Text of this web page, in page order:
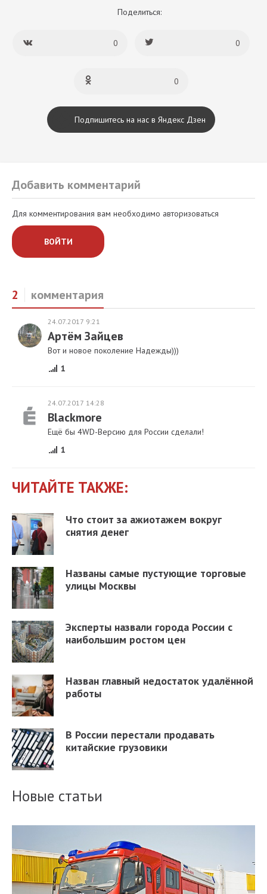
Поделиться:
0 0
0
Подпишитесь на нас в Яндекс Дзен
Добавить комментарий
Для комментирования вам необходимо авторизоваться
ВОЙТИ
2 комментария
24.07.2017 9:21
Артём Зайцев
Вот и новое поколение Надежды)))
1
24.07.2017 14:28
Blackmore
Ещё бы 4WD-Версию для России сделали!
1
ЧИТАЙТЕ ТАКЖЕ:
Что стоит за ажиотажем вокруг
снятия денег
Названы самые пустующие торговые
улицы Москвы
Эксперты назвали города России с
наибольшим ростом цен
Назван главный недостаток удалённой
работы
В России перестали продавать
китайские грузовики
Новые статьи